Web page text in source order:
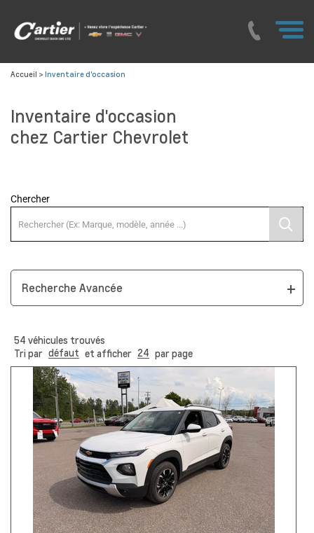
Accueil > Inventaire d'occasion
Inventaire d'occasion
chez Cartier Chevrolet
Chercher
Recherche Avancée
54 véhicules trouvés
Tri par défaut et afficher 24 par page